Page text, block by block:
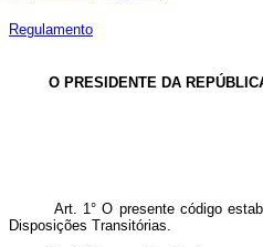
Regulamento
O PRESIDENTE DA
Art. 1° O presente código
Disposições Transitórias.